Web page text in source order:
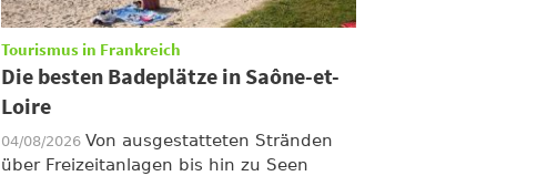
Tourismus in Frankreich
Die besten Badeplätze in Saône-et-
Loire
04/08/2026 Von ausgestatteten Stränden
über Freizeitanlagen bis hin zu Seen